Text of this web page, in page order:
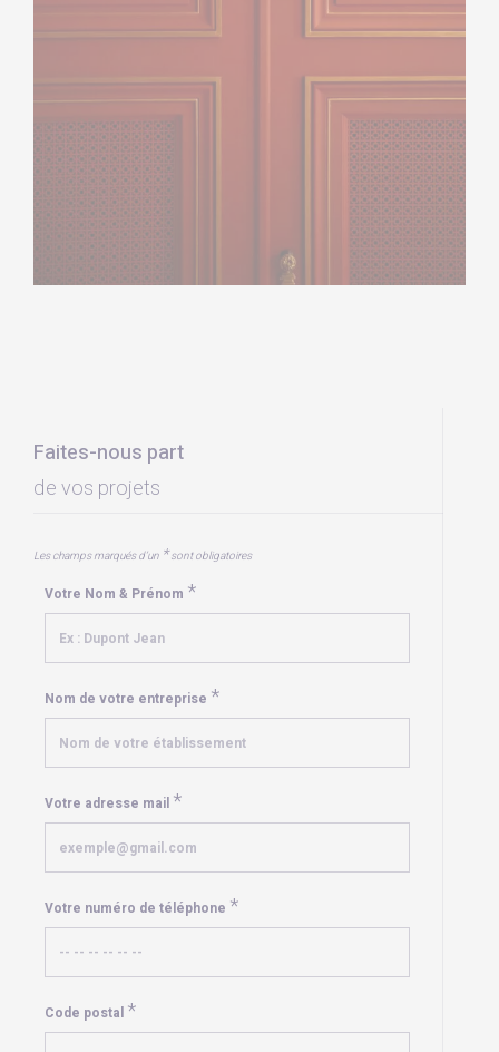
Faites-nous part
de vos projets
Les champs marqués d’un *sont obligatoires
Votre Nom & Prénom *
Nom de votre entreprise *
Votre adresse mail *
Votre numéro de téléphone *
Code postal *